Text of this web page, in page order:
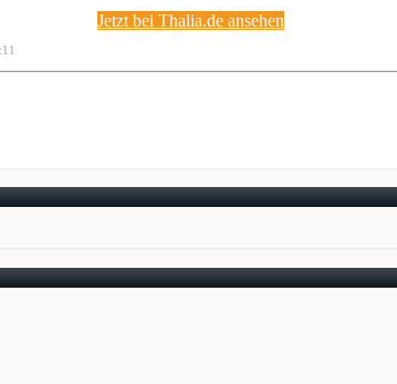
Jetzt bei Thalia.de ansehen